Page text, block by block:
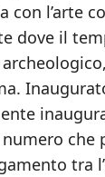
con l’arte
dove il
che
tra